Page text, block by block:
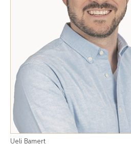
Ueli Bamert